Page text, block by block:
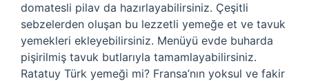
domatesli pilav da hazırlayabilirsiniz. Çeşitli
sebzelerden oluşan bu lezzetli yemeğe et ve tavuk
yemekleri ekleyebilirsiniz. Menüyü evde buharda
pişirilmiş tavuk butlarıyla tamamlayabilirsiniz.
Ratatuy Türk yemeği mi? Fransa’nın yoksul ve fakir